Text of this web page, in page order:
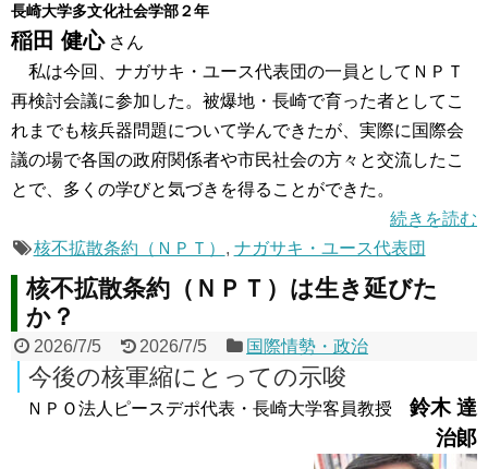
長崎大学多文化社会学部２年
稲田 健心さん
私は今回、ナガサキ・ユース代表団の一員としてＮＰＴ
再検討会議に参加した。被爆地・長崎で育った者としてこ
れまでも核兵器問題について学んできたが、実際に国際会
議の場で各国の政府関係者や市民社会の方々と交流したこ
とで、多くの学びと気づきを得ることができた。
続きを読む
核不拡散条約（ＮＰＴ） , ナガサキ・ユース代表団
核不拡散条約（ＮＰＴ）は生き延びた
か？
2026/7/5 2026/7/5 国際情勢・政治
今後の核軍縮にとっての示唆
ＮＰＯ法人ピースデポ代表・長崎大学客員教授 鈴木 達
治郞